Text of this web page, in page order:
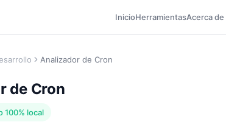
InicioHerramientasAcerca de
Analizador de Cron
de Cron
100% local